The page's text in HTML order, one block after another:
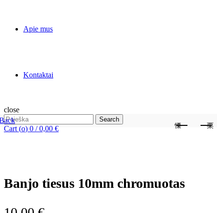
Apie mus
Kontaktai
close
Search
for:
Search
Cart (o) 0 / 0,00 €
Banjo tiesus 10mm chromuotas